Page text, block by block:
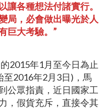
讓各種想法付諸實行。
局，必會做出曝光於人
巨大考驗。”
2015年1月至今日為止
至2016年2月3日)，馬
公眾指責，近日國家工
，假貨充斥，直接令其